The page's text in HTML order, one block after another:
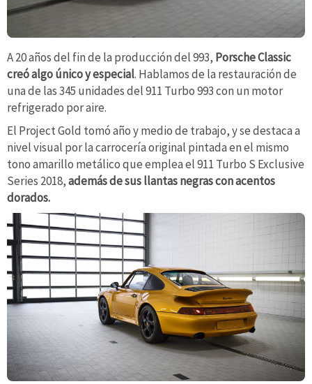
A 20 años del fin de la producción del 993, Porsche Classic
creó algo único y especial. Hablamos de la restauración de
una de las 345 unidades del 911 Turbo 993 con un motor
refrigerado por aire.
El Project Gold tomó año y medio de trabajo, y se destaca a
nivel visual por la carrocería original pintada en el mismo
tono amarillo metálico que emplea el 911 Turbo S Exclusive
Series 2018,además de sus llantas negras con acentos
dorados.